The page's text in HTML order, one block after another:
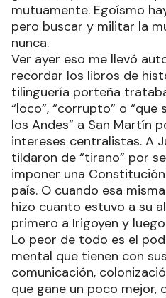
mutuamente. Egoísmo
pero buscar y militar la
nunca.
Ver ayer eso me llevó
recordar los libros de
tilinguería porteña
“loco”, “corrupto” o
los Andes” a San Martín
intereses centralistas. A
tildaron de “tirano” por
imponer una
país. O cuando esa
hizo cuanto estuvo a su
primero a Irigoyen y
Lo peor de todo es el
mental que tienen con
comunicación,
que gane un poco mejor,